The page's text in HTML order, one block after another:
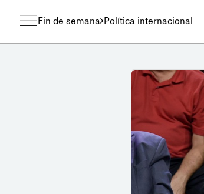
Fin de semana Política internacional